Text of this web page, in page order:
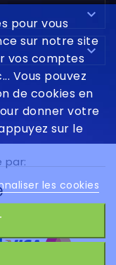
pour vous
sur notre site
vos comptes
Vous pouvez
de cookies en
donner votre
sur le
les cookies


par: